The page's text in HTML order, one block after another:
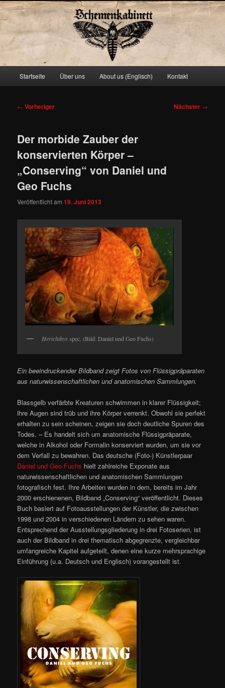
Schemenkabinett
Zum
springen
Startseite Über uns About us (Englisch) Kontakt
Beitragsnavigation
← Vorheriger Nächster →
Der morbide Zauber der
konservierten Körper –
„Conserving“ von Daniel und
Geo Fuchs
Veröffentlicht am19. Juni 2013
Herichthysspec. (Bild: Daniel und Geo Fuchs)
Ein beeindruckender Bildband zeigt Fotos von Flüssigpräparaten
aus naturwissenschaftlichen und anatomischen Sammlungen.
Blassgelb verfärbte Kreaturen schwimmen in klarer Flüssigkeit;
ihre Augen sind trüb und ihre Körper verrenkt. Obwohl sie perfekt
erhalten zu sein scheinen, zeigen sie doch deutliche Spuren des
Todes. – Es handelt sich um anatomische Flüssigpräparate,
welche in Alkohol oder Formalin konserviert wurden, um sie vor
dem Verfall zu bewahren. Das deutsche (Foto-) Künstlerpaar
Daniel und Geo Fuchs hielt zahlreiche Exponate aus
naturwissenschaftlichen und anatomischen Sammlungen
fotografisch fest. Ihre Arbeiten wurden in dem, bereits im Jahr
2000 erschienenen, Bildband „Conserving“ veröffentlicht. Dieses
Buch basiert auf Fotoausstellungen der Künstler, die zwischen
1998 und 2004 in verschiedenen Ländern zu sehen waren.
Entsprechend der Ausstellungsgliederung in drei Fotoserien, ist
auch der Bildband in drei thematisch abgegrenzte, vergleichbar
umfangreiche Kapitel aufgeteilt, denen eine kurze mehrsprachige
Einführung (u.a. Deutsch und Englisch) vorangestellt ist.